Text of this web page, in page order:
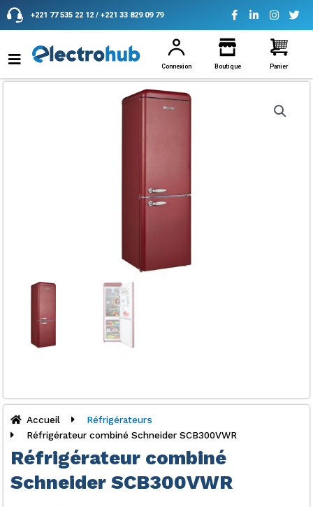
Aller
au
+221 77 535 22 12 / +221 33 829 09 79
Connexion Boutique Panier
Accueil
Réfrigérateurs
Réfrigérateur combiné Schneider SCB300VWR
Réfrigérateur combiné
Schneider SCB300VWR